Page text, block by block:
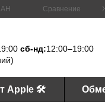
Сравнение
сб-нд:12:00–19:00
Apple 🛠